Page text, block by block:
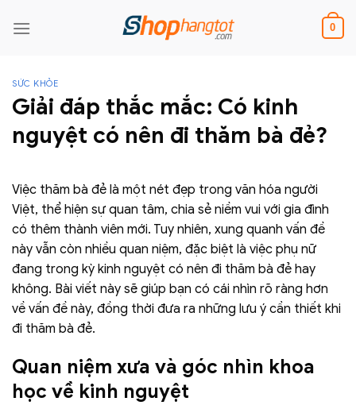
0
SỨC KHỎE
Giải đáp thắc mắc: Có kinh
nguyệt có nên đi thăm bà đẻ?
Việc thăm bà đẻ là một nét đẹp trong văn hóa người
Việt, thể hiện sự quan tâm, chia sẻ niềm vui với gia đình
có thêm thành viên mới. Tuy nhiên, xung quanh vấn đề
này vẫn còn nhiều quan niệm, đặc biệt là việc phụ nữ
đang trong kỳ kinh nguyệt có nên đi thăm bà đẻ hay
không. Bài viết này sẽ giúp bạn có cái nhìn rõ ràng hơn
về vấn đề này, đồng thời đưa ra những lưu ý cần thiết khi
đi thăm bà đẻ.
Quan niệm xưa và góc nhìn khoa
học về kinh nguyệt